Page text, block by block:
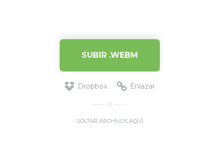
SUBIR .WEBM
Dropbox Enlazar
O
SOLTAR ARCHIVOS AQUÍ